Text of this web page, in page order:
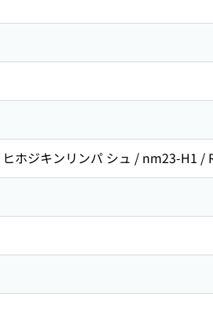
ヒホジキンリンパ シュ / nm23-H1 /